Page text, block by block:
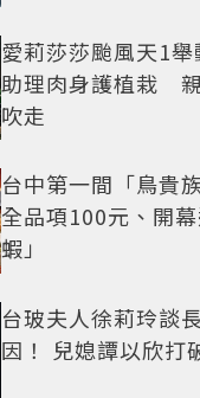
愛莉莎莎颱風天1
助理肉身護植栽
吹走
台中第一間「鳥貴
全品項100元、開
蝦」
台玻夫人徐莉玲談
因！ 兒媳譚以欣打